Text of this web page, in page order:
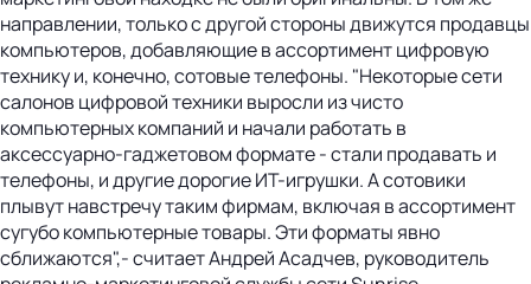
направлении, только с другой стороны движутся продавцы
компьютеров, добавляющие в ассортимент цифровую
технику и, конечно, сотовые телефоны. "Некоторые сети
салонов цифровой техники выросли из чисто
компьютерных компаний и начали работать в
аксессуарно-гаджетовом формате - стали продавать и
телефоны, и другие дорогие ИТ-игрушки. А сотовики
плывут навстречу таким фирмам, включая в ассортимент
сугубо компьютерные товары. Эти форматы явно
сближаются",- считает Андрей Асадчев, руководитель